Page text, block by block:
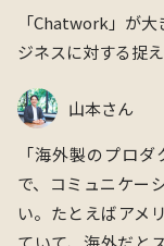
「Chatwork」 が大
ジネスに対する捉
山本さん
「海外製のプロ
で、コミュニケー
い。たとえばアメ